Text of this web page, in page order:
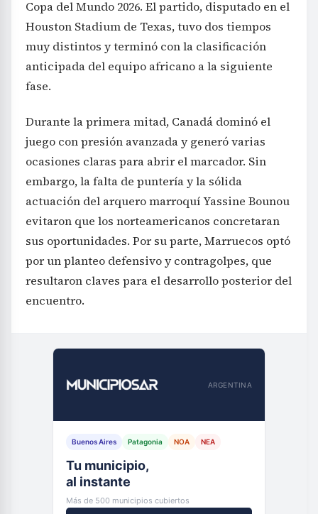
Copa del Mundo 2026. El partido, disputado en el
Houston Stadium de Texas, tuvo dos tiempos
muy distintos y terminó con la clasificación
anticipada del equipo africano a la siguiente
fase.
Durante la primera mitad, Canadá dominó el
juego con presión avanzada y generó varias
ocasiones claras para abrir el marcador. Sin
embargo, la falta de puntería y la sólida
actuación del arquero marroquí Yassine Bounou
evitaron que los norteamericanos concretaran
sus oportunidades. Por su parte, Marruecos optó
por un planteo defensivo y contragolpes, que
resultaron claves para el desarrollo posterior del
encuentro.
ARGENTINA
Buenos Aires Patagonia NOA NEA
Tu municipio,
al instante
Más de 500 municipios cubiertos